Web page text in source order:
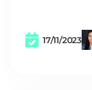
17/11/2023